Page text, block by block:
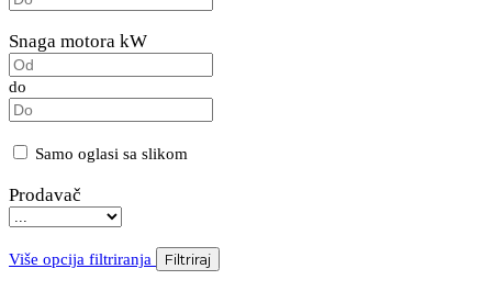
Snaga motora kW
do
Samo oglasi sa slikom
Prodavač
Više opcija filtriranja Filtriraj